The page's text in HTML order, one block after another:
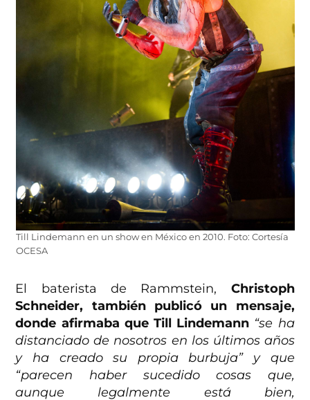
Till Lindemann en un show en México en 2010. Foto: Cortesía
OCESA
El baterista de Rammstein, Christoph
Schneider, también publicó un mensaje,
donde afirmaba que Till Lindemann “se ha
distanciado de nosotros en los últimos años
y ha creado su propia burbuja” y que
“parecen haber sucedido cosas que,
aunque legalmente está bien,